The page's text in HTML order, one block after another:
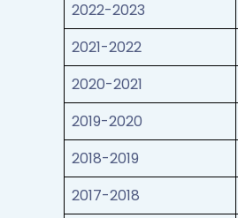
2022-2023
2021-2022
2020-2021
2019-2020
2018-2019
2017-2018